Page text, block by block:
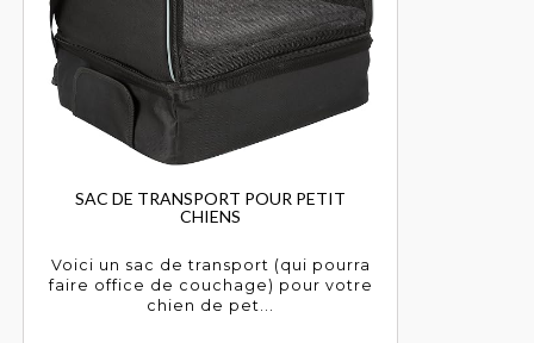
SAC DE TRANSPORT POUR PETIT
CHIENS
Voici un sac de transport (qui pourra
faire office de couchage) pour votre
chien de pet...